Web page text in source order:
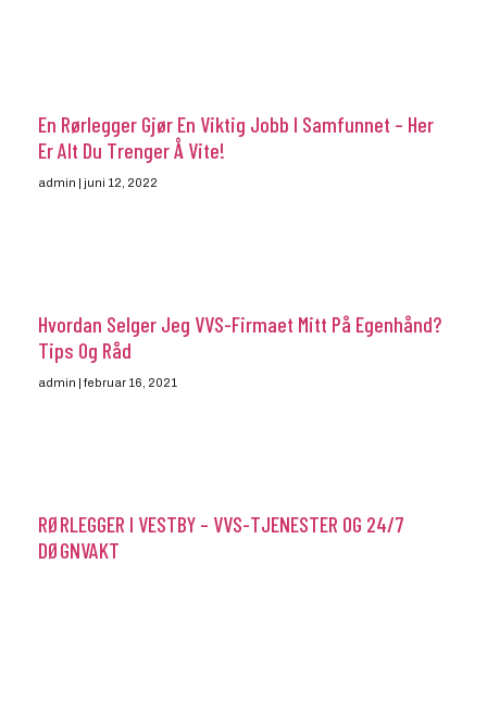
En Rørlegger Gjør En Viktig Jobb I Samfunnet – Her
Er Alt Du Trenger Å Vite!
admin juni 12, 2022
Hvordan Selger Jeg VVS-Firmaet Mitt På Egenhånd?
Tips Og Råd
admin februar 16, 2021
RØRLEGGER I VESTBY – VVS-TJENESTER OG 24/7
DØGNVAKT